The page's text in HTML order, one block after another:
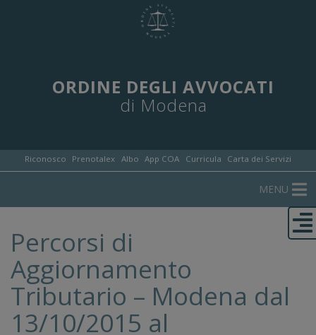
ORDINE DEGLI AVVOCATI
di Modena
Riconosco Prenotalex Albo App COA Curricula Carta dei Servizi
MENU
Percorsi di
Aggiornamento
Tributario – Modena dal
13/10/2015 al